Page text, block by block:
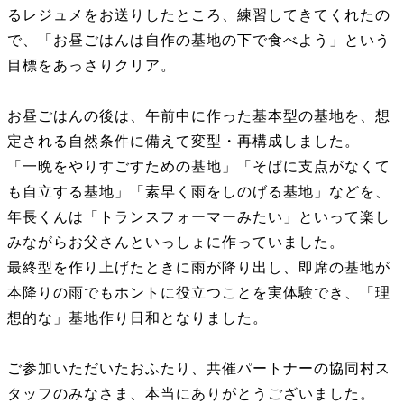
るレジュメをお送りしたところ、練習してきてくれたの
で、「お昼ごはんは自作の基地の下で食べよう」という
目標をあっさりクリア。
お昼ごはんの後は、午前中に作った基本型の基地を、想
定される自然条件に備えて変型・再構成しました。
「一晩をやりすごすための基地」「そばに支点がなくて
も自立する基地」「素早く雨をしのげる基地」などを、
年長くんは「トランスフォーマーみたい」といって楽し
みながらお父さんといっしょに作っていました。
最終型を作り上げたときに雨が降り出し、 即席の基地が
本降りの雨でもホントに役立つことを実体験でき、「理
想的な」基地作り日和となりました。
ご参加いただいたおふたり、共催パートナーの協同村ス
タッフのみなさま、本当にありがとうございました。